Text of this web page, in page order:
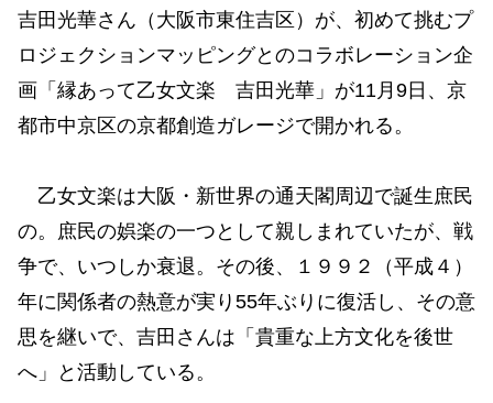
吉田光華さん（大阪市東住吉区）が、初めて挑むプ
ロジェクションマッピングとのコラボレーション企
画「縁あって乙女文楽 吉田光華」が11月9日、京
都市中京区の京都創造ガレージで開かれる。
乙女文楽は大阪・新世界の通天閣周辺で誕生庶民
の。庶民の娯楽の一つとして親しまれていたが、戦
争で、いつしか衰退。その後、１９９２（平成４）
年に関係者の熱意が実り55年ぶりに復活し、その意
思を継いで、吉田さんは「貴重な上方文化を後世
へ」と活動している。